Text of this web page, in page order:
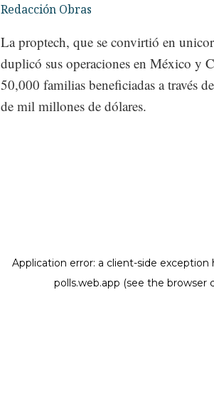
Redacción Obras
La proptech, que se convirtió en
duplicó sus operaciones en México y
50,000 familias beneficiadas a través
de mil millones de dólares.